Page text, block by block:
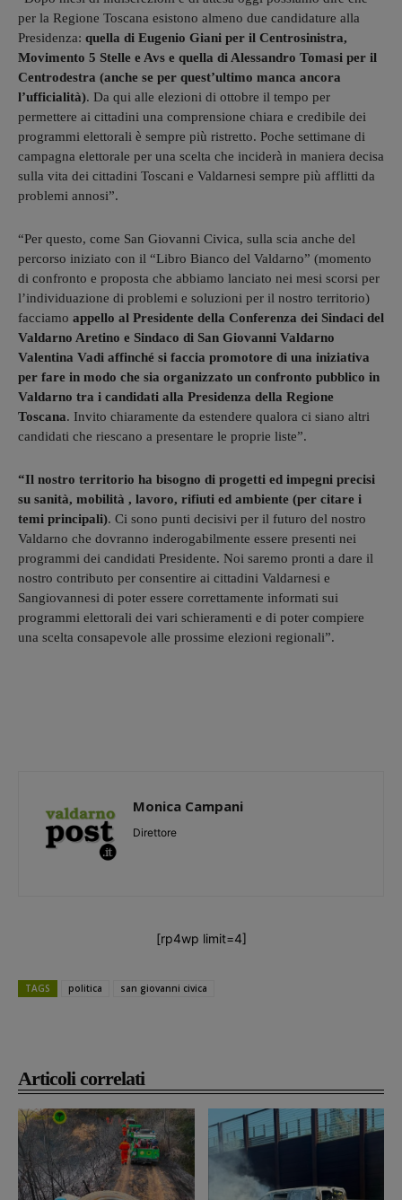
Articoli correlati
per la Regione Toscana esistono almeno due candidature alla
Presidenza: quella di Eugenio Giani per il Centrosinistra,
Movimento 5 Stelle e Avs e quella di Alessandro Tomasi per il
Centrodestra (anche se per quest’ultimo manca ancora
l’ufficialità). Da qui alle elezioni di ottobre il tempo per
permettere ai cittadini una comprensione chiara e credibile dei
programmi elettorali è sempre più ristretto. Poche settimane di
campagna elettorale per una scelta che inciderà in maniera decisa
sulla vita dei cittadini Toscani e Valdarnesi sempre più afflitti da
problemi annosi”.
“Per questo, come San Giovanni Civica, sulla scia anche del
percorso iniziato con il “Libro Bianco del Valdarno” (momento
di confronto e proposta che abbiamo lanciato nei mesi scorsi per
l’individuazione di problemi e soluzioni per il nostro territorio)
facciamo appello al Presidente della Conferenza dei Sindaci del
Valdarno Aretino e Sindaco di San Giovanni Valdarno
Valentina Vadi affinché si faccia promotore di una iniziativa
per fare in modo che sia organizzato un confronto pubblico in
Valdarno tra i candidati alla Presidenza della Regione
Toscana. Invito chiaramente da estendere qualora ci siano altri
candidati che riescano a presentare le proprie liste”.
“Il nostro territorio ha bisogno di progetti ed impegni precisi
su sanità, mobilità , lavoro, rifiuti ed ambiente (per citare i
temi principali). Ci sono punti decisivi per il futuro del nostro
Valdarno che dovranno inderogabilmente essere presenti nei
programmi dei candidati Presidente. Noi saremo pronti a dare il
nostro contributo per consentire ai cittadini Valdarnesi e
Sangiovannesi di poter essere correttamente informati sui
programmi elettorali dei vari schieramenti e di poter compiere
una scelta consapevole alle prossime elezioni regionali”.
Monica Campani
Direttore
[rp4wp limit=4]
TAGS politica san giovanni civica